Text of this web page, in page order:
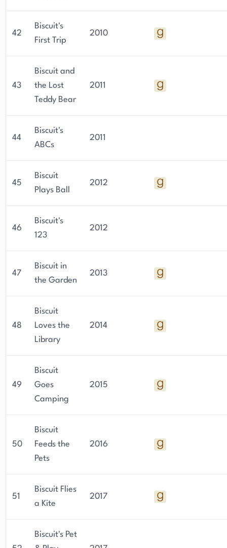
42
Biscuit's
First Trip
2010
43
Biscuit and
the Lost
Teddy Bear
2011
44
Biscuit's
ABCs
2011
45
Biscuit
Plays Ball
2012
46
Biscuit's
123
2012
47
Biscuit in
the Garden
2013
48
Biscuit
Loves the
Library
2014
49
Biscuit
Goes
Camping
2015
50
Biscuit
Feeds the
Pets
2016
51
Biscuit Flies
a Kite
2017
Biscuit's Pet